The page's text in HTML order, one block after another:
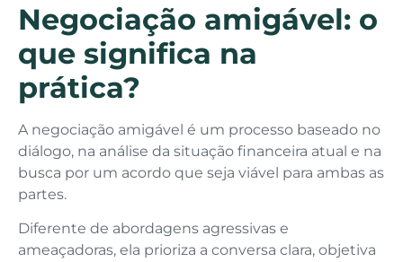
Negociação amigável: o
que significa na
prática?
A negociação amigável é um processo baseado no
diálogo, na análise da situação financeira atual e na
busca por um acordo que seja viável para ambas as
partes.
Diferente de abordagens agressivas e
ameaçadoras, ela prioriza a conversa clara, objetiva